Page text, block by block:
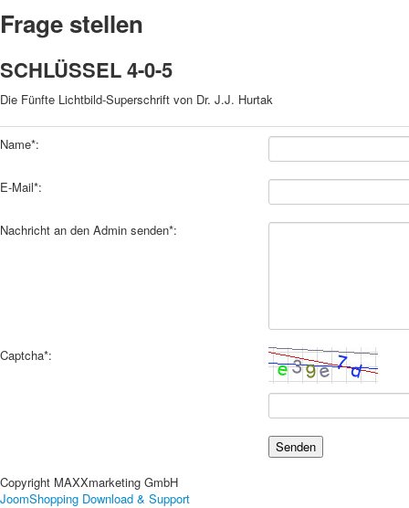
Frage stellen
SCHLÜSSEL 4-0-5
Die Fünfte Lichtbild-Superschrift von Dr. J.J. Hurtak
Name*:
E-Mail*:
Nachricht an den Admin senden*:
Captcha*:
Copyright MAXXmarketing GmbH
JoomShopping Download & Support